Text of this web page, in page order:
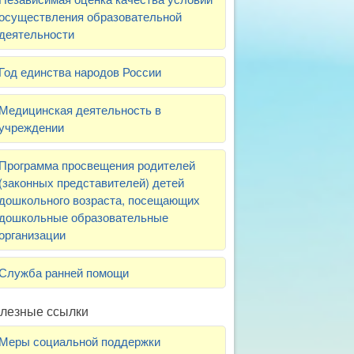
образовательной
единства народов России
деятельность в
просвещения родителей
представителей) детей
возраста, посещающих
образовательные
ранней помощи
ссылки
социальной поддержки